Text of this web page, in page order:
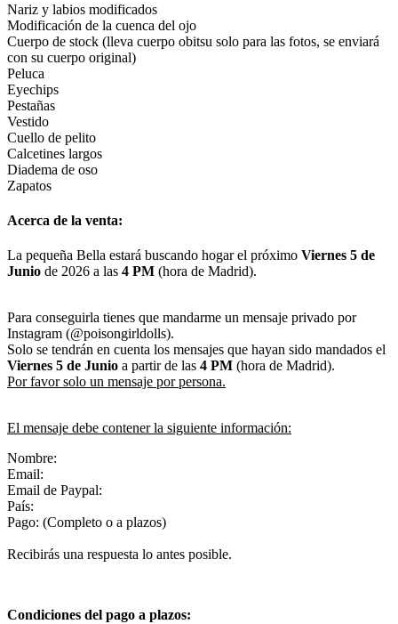
Nariz y labios modificados
Modificación de la cuenca del ojo
Cuerpo de stock (lleva cuerpo obitsu solo para las fotos, se enviará
con su cuerpo original)
Peluca
Eyechips
Pestañas
Vestido
Cuello de pelito
Calcetines largos
Diadema de oso
Zapatos
Acerca de la venta:
La pequeña Bella estará buscando hogar el próximo Viernes 5 de
Junio de 2026 a las 4 PM (hora de Madrid).
Para conseguirla tienes que mandarme un mensaje privado por
Instagram (@poisongirldolls).
Solo se tendrán en cuenta los mensajes que hayan sido mandados el
Viernes 5 de Junio a partir de las 4 PM (hora de Madrid).
Por favor solo un mensaje por persona.
El mensaje debe contener la siguiente información:
Nombre:
Email:
Email de Paypal:
País:
Pago: (Completo o a plazos)
Recibirás una respuesta lo antes posible.
Condiciones del pago a plazos: